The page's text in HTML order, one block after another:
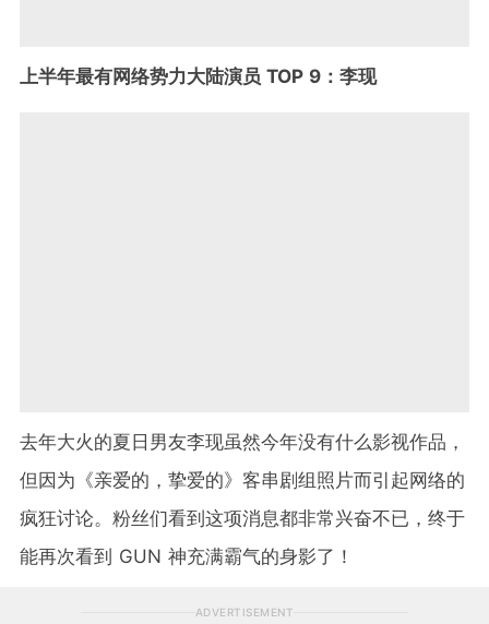
上半年最有网络势力大陆演员 TOP 9：李现
去年大火的夏日男友李现虽然今年没有什么影视作品，
但因为《亲爱的，挚爱的》客串剧组照片而引起网络的
疯狂讨论。粉丝们看到这项消息都非常兴奋不已，终于
能再次看到 GUN 神充满霸气的身影了！
ADVERTISEMENT